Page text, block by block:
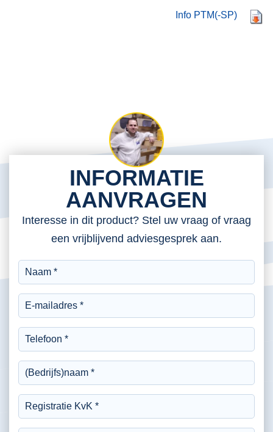
Info PTM(-SP)
INFORMATIE
AANVRAGEN
Interesse in dit product? Stel uw vraag of vraag
een vrijblijvend adviesgesprek aan.